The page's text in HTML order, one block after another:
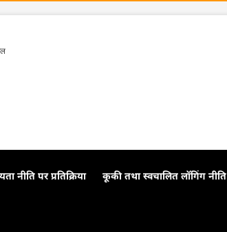
नीति पर प्रतिक्रिया कूकी तथा स्वचालित लॉगिंग नीति